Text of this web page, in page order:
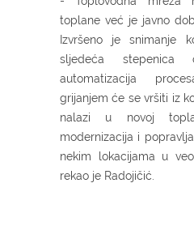
toplane već je javno
Izvršeno je snimanje
sljedeća
automatizacija
grijanjem će se vršiti iz
nalazi u novoj
modernizacija i
nekim lokacijama u
rekao je Radojičić.